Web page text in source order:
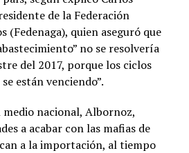
de la Federación
(Fedenaga), quien aseguró que
no se resolvería
del 2017, porque los ciclos
están venciendo”.
medio nacional, Albornoz,
a acabar con las mafias de
a la importación, al tiempo